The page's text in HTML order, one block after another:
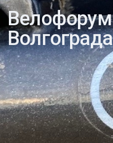
Велофорум
Волгограда